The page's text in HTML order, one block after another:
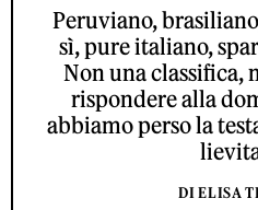
Peruviano,
sì, pure italiano,
Non una classifica,
rispondere alla
abbiamo perso la
DI ELISA